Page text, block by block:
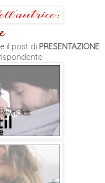
il post di PRESENTAZIONE